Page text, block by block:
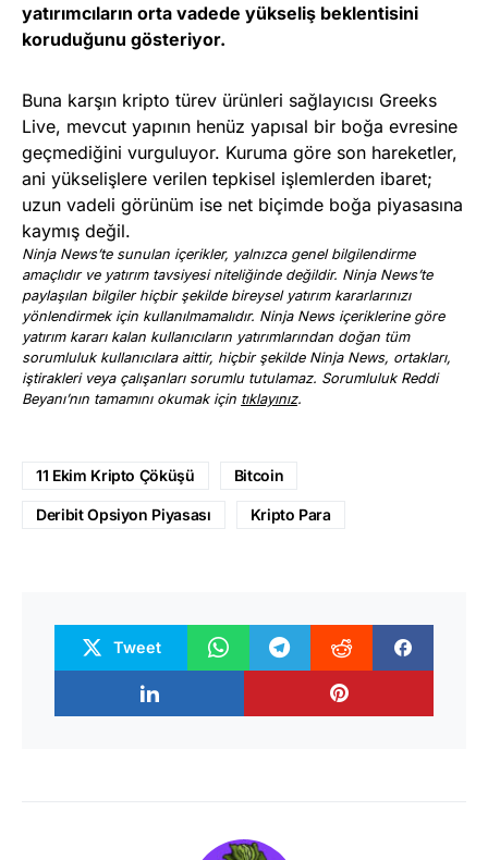
yatırımcıların orta vadede yükseliş beklentisini
koruduğunu gösteriyor.
Buna karşın kripto türev ürünleri sağlayıcısı Greeks
Live, mevcut yapının henüz yapısal bir boğa evresine
geçmediğini vurguluyor. Kuruma göre son hareketler,
ani yükselişlere verilen tepkisel işlemlerden ibaret;
uzun vadeli görünüm ise net biçimde boğa piyasasına
kaymış değil.
Ninja News’te sunulan içerikler, yalnızca genel bilgilendirme
amaçlıdır ve yatırım tavsiyesi niteliğinde değildir. Ninja News’te
paylaşılan bilgiler hiçbir şekilde bireysel yatırım kararlarınızı
yönlendirmek için kullanılmamalıdır. Ninja News içeriklerine göre
yatırım kararı kalan kullanıcıların yatırımlarından doğan tüm
sorumluluk kullanıcılara aittir, hiçbir şekilde Ninja News, ortakları,
iştirakleri veya çalışanları sorumlu tutulamaz. Sorumluluk Reddi
Beyanı’nın tamamını okumak için tıklayınız.
11 Ekim Kripto Çöküşü Bitcoin
Deribit Opsiyon Piyasası Kripto Para
Tweet